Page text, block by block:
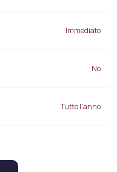
Immediato
No
Tutto l'anno